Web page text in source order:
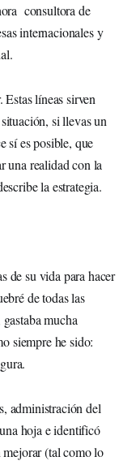
consultora de
internacionales y
líneas sirven
si llevas un
sí es posible, que
una realidad con la
la estrategia.
de su vida para hacer
de todas las
mucha
siempre he sido:
administración del
hoja e identificó
mejorar (tal como lo